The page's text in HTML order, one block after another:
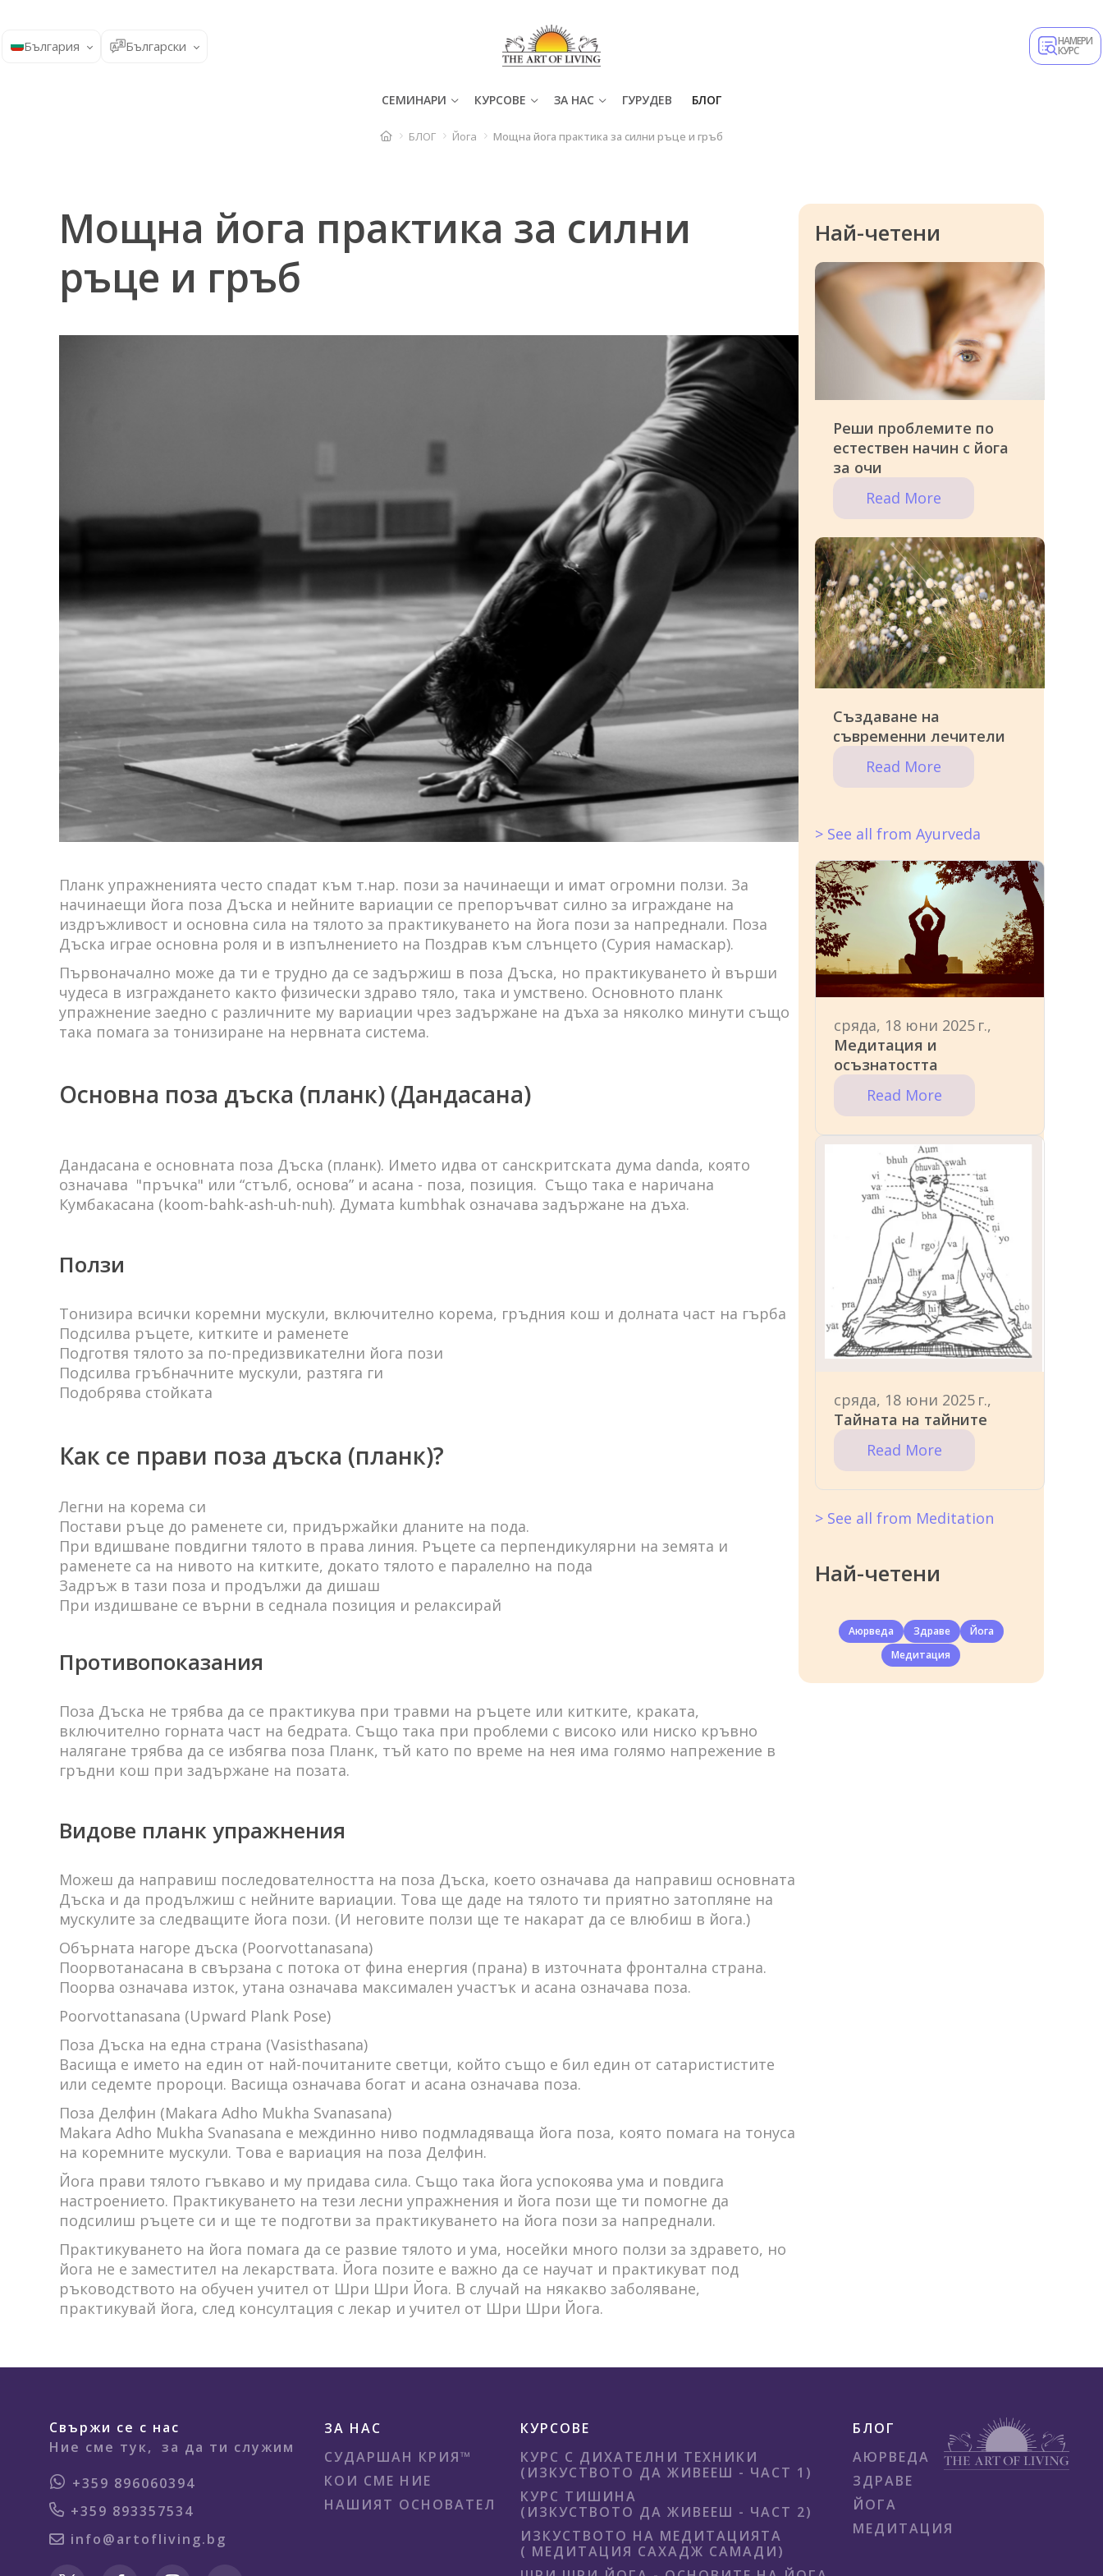
България Български НАМЕРИ
КУРС
СЕМИНАРИ КУРСОВЕ ЗА НАС ГУРУДЕВ БЛОГ
БЛОГ Йога Мощна йога практика за силни ръце и гръб
Мощна йога практика за силни
ръце и гръб
Планк упражненията често спадат към т.нар. пози за начинаещи и имат огромни ползи. За
начинаещи йога поза Дъска и нейните вариации се препоръчват силно за играждане на
издръжливост и основна сила на тялото за практикуването на йога пози за напреднали. Поза
Дъска играе основна роля и в изпълнението на Поздрав към слънцето (Сурия намаскар).
Първоначално може да ти е трудно да се задържиш в поза Дъска, но практикуването ѝ върши
чудеса в изграждането както физически здраво тяло, така и умствено. Основното планк
упражнение заедно с различните му вариации чрез задържане на дъха за няколко минути също
така помага за тонизиране на нервната система.
Основна поза дъска (планк) (Дандасана)
Дандасана е основната поза Дъска (планк). Името идва от санскритската дума danda, която
означава "пръчка" или “стълб, основа” и асана - поза, позиция. Също така е наричана
Кумбакасана (koom-bahk-ash-uh-nuh). Думата kumbhak означава задържане на дъха.
Ползи
Тонизира всички коремни мускули, включително корема, гръдния кош и долната част на гърба
Подсилва ръцете, китките и раменете
Подготвя тялото за по-предизвикателни йога пози
Подсилва гръбначните мускули, разтяга ги
Подобрява стойката
Как се прави поза дъска (планк)?
Легни на корема си
Постави ръце до раменете си, придържайки дланите на пода.
При вдишване повдигни тялото в права линия. Ръцете са перпендикулярни на земята и
раменете са на нивото на китките, докато тялото е паралелно на пода
Задръж в тази поза и продължи да дишаш
При издишване се върни в седнала позиция и релаксирай
Противопоказания
Поза Дъска не трябва да се практикува при травми на ръцете или китките, краката,
включително горната част на бедрата. Също така при проблеми с високо или ниско кръвно
налягане трябва да се избягва поза Планк, тъй като по време на нея има голямо напрежение в
гръдни кош при задържане на позата.
Видове планк упражнения
Можеш да направиш последователността на поза Дъска, което означава да направиш основната
Дъска и да продължиш с нейните вариации. Това ще даде на тялото ти приятно затопляне на
мускулите за следващите йога пози. (И неговите ползи ще те накарат да се влюбиш в йога.)
Обърната нагоре дъска (Poorvottanasana)
Поорвотанасана в свързана с потока от фина енергия (прана) в източната фронтална страна.
Поорва означава изток, утана означава максимален участък и асана означава поза.
Poorvottanasana (Upward Plank Pose)
Поза Дъска на една страна (Vasisthasana)
Васища е името на един от най-почитаните светци, който също е бил един от сатаристистите
или седемте пророци. Васища означава богат и асана означава поза.
Поза Делфин (Makara Adho Mukha Svanasana)
Makara Adho Mukha Svanasana е междинно ниво подмладяваща йога поза, която помага на тонуса
на коремните мускули. Това е вариация на поза Делфин.
Йога прави тялото гъвкаво и му придава сила. Също така йога успокоява ума и повдига
настроението. Практикуването на тези лесни упражнения и йога пози ще ти помогне да
подсилиш ръцете си и ще те подготви за практикуването на йога пози за напреднали.
Практикуването на йога помага да се развие тялото и ума, носейки много ползи за здравето, но
йога не е заместител на лекарствата. Йога позите е важно да се научат и практикуват под
ръководството на обучен учител от Шри Шри Йога. В случай на някакво заболяване,
практикувай йога, след консултация с лекар и учител от Шри Шри Йога.
Най-четени
Реши проблемите по
естествен начин с йога
за очи
Read More
Създаване на
съвременни лечители
Read More
> See all from Ayurveda
сряда, 18 юни 2025 г.,
Медитация и
осъзнатостта
Read More
сряда, 18 юни 2025 г.,
Тайната на тайните
Read More
> See all from Meditation
Най-четени
Аюрведа Здраве
Йога
Медитация
Свържи се с нас
Ние сме тук,
за да ти служим
+359 896060394
+359 893357534
info@artofliving.bg
ЗА НАС
СУДАРШАН КРИЯ™
КОИ СМЕ НИЕ
НАШИЯТ ОСНОВАТЕЛ
КУРСОВЕ
КУРС С ДИХАТЕЛНИ ТЕХНИКИ
(ИЗКУСТВОТО ДА ЖИВЕЕШ - ЧАСТ 1)
КУРС ТИШИНА
(ИЗКУСТВОТО ДА ЖИВЕЕШ - ЧАСТ 2)
ИЗКУСТВОТО НА МЕДИТАЦИЯТА
( МЕДИТАЦИЯ САХАДЖ САМАДИ)
БЛОГ
АЮРВЕДА
ЗДРАВЕ
ЙОГА
МЕДИТАЦИЯ